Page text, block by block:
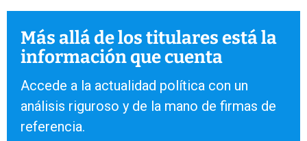
Más allá de los titulares está la
información que cuenta
Accede a la actualidad política con un
análisis riguroso y de la mano de firmas de
referencia.